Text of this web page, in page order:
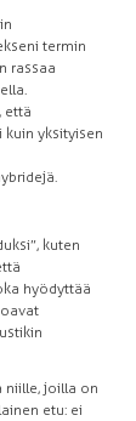
termin
rassaa
että
yksityisen
kuten
hyödyttää
niille, joilla on
etu: ei